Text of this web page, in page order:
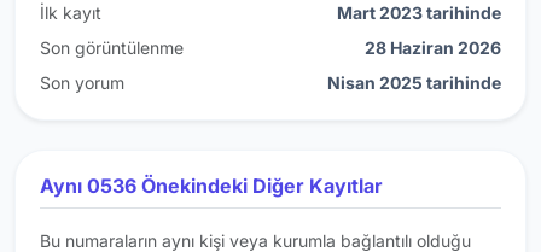
İlk kayıt
Mart 2023 tarihinde
Son görüntülenme
28 Haziran 2026
Son yorum
Nisan 2025 tarihinde
Aynı 0536 Önekindeki Diğer Kayıtlar
Bu numaraların aynı kişi veya kurumla bağlantılı olduğu